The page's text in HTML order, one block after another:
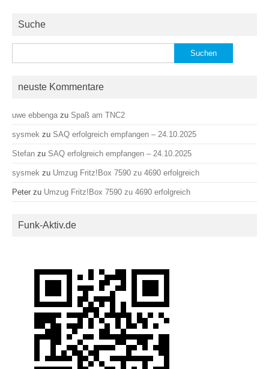
Suche
nach:
neuste Kommentare
uwe ebbenga zu Spaß am TNC2
sysmek zu SAQ erfolgreich empfangen – 24.10.2025
Stefan zu SAQ erfolgreich empfangen – 24.10.2025
sysmek zu Umzug Fritz!Box 7590 zu 4690 erfolgreich
Peter zu Umzug Fritz!Box 7590 zu 4690 erfolgreich
Funk-Aktiv.de